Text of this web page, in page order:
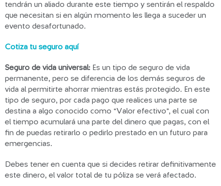
tendrán un aliado durante este tiempo y sentirán el respaldo
que necesitan si en algún momento les llega a suceder un
evento desafortunado.
Cotiza tu seguro aquí
Seguro de vida universal: Es un tipo de seguro de vida
permanente, pero se diferencia de los demás seguros de
vida al permitirte ahorrar mientras estás protegido. En este
tipo de seguro, por cada pago que realices una parte se
destina a algo conocido como “Valor efectivo”, el cual con
el tiempo acumulará una parte del dinero que pagas, con el
fin de puedas retirarlo o pedirlo prestado en un futuro para
emergencias.
Debes tener en cuenta que si decides retirar definitivamente
este dinero, el valor total de tu póliza se verá afectado.